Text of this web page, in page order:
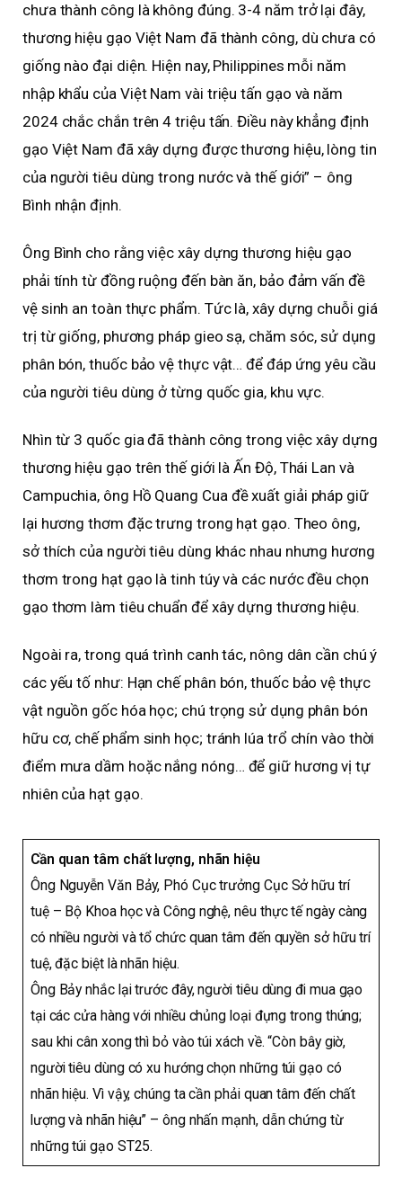
chưa thành công là không đúng. 3-4 năm trở lại đây,
thương hiệu gạo Việt Nam đã thành công, dù chưa có
giống nào đại diện. Hiện nay, Philippines mỗi năm
nhập khẩu của Việt Nam vài triệu tấn gạo và năm
2024 chắc chắn trên 4 triệu tấn. Điều này khẳng định
gạo Việt Nam đã xây dựng được thương hiệu, lòng tin
của người tiêu dùng trong nước và thế giới” – ông
Bình nhận định.
Ông Bình cho rằng việc xây dựng thương hiệu gạo
phải tính từ đồng ruộng đến bàn ăn, bảo đảm vấn đề
vệ sinh an toàn thực phẩm. Tức là, xây dựng chuỗi giá
trị từ giống, phương pháp gieo sạ, chăm sóc, sử dụng
phân bón, thuốc bảo vệ thực vật… để đáp ứng yêu cầu
của người tiêu dùng ở từng quốc gia, khu vực.
Nhìn từ 3 quốc gia đã thành công trong việc xây dựng
thương hiệu gạo trên thế giới là Ấn Độ, Thái Lan và
Campuchia, ông Hồ Quang Cua đề xuất giải pháp giữ
lại hương thơm đặc trưng trong hạt gạo. Theo ông,
sở thích của người tiêu dùng khác nhau nhưng hương
thơm trong hạt gạo là tinh túy và các nước đều chọn
gạo thơm làm tiêu chuẩn để xây dựng thương hiệu.
Ngoài ra, trong quá trình canh tác, nông dân cần chú ý
các yếu tố như: Hạn chế phân bón, thuốc bảo vệ thực
vật nguồn gốc hóa học; chú trọng sử dụng phân bón
hữu cơ, chế phẩm sinh học; tránh lúa trổ chín vào thời
điểm mưa dầm hoặc nắng nóng… để giữ hương vị tự
nhiên của hạt gạo.
Cần quan tâm chất lượng, nhãn hiệu
Ông Nguyễn Văn Bảy, Phó Cục trưởng Cục Sở hữu trí
tuệ – Bộ Khoa học và Công nghệ, nêu thực tế ngày càng
có nhiều người và tổ chức quan tâm đến quyền sở hữu trí
tuệ, đặc biệt là nhãn hiệu.
Ông Bảy nhắc lại trước đây, người tiêu dùng đi mua gạo
tại các cửa hàng với nhiều chủng loại đựng trong thúng;
sau khi cân xong thì bỏ vào túi xách về. “Còn bây giờ,
người tiêu dùng có xu hướng chọn những túi gạo có
nhãn hiệu. Vì vậy, chúng ta cần phải quan tâm đến chất
lượng và nhãn hiệu” – ông nhấn mạnh, dẫn chứng từ
những túi gạo ST25.